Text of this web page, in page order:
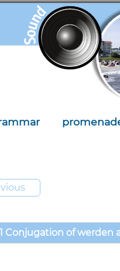
Conjugation of werden